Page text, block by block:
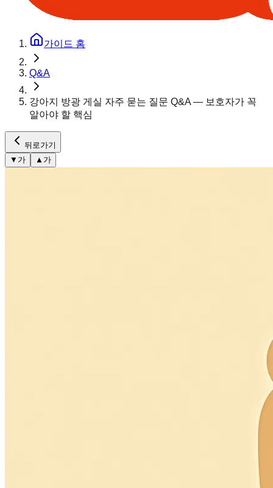
가이드 홈
Q&A
강아지 방광 게실 자주 묻는 질문 Q&A — 보호자가 꼭
알아야 할 핵심
뒤로가기
▼ 가 ▲ 가